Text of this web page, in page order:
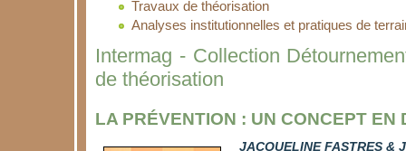
Travaux de théorisation
Analyses institutionnelles et pratiques de
Intermag - Collection
de théorisation
LA PRÉVENTION : UN CONCEPT EN
JACQUELINE FASTRES &